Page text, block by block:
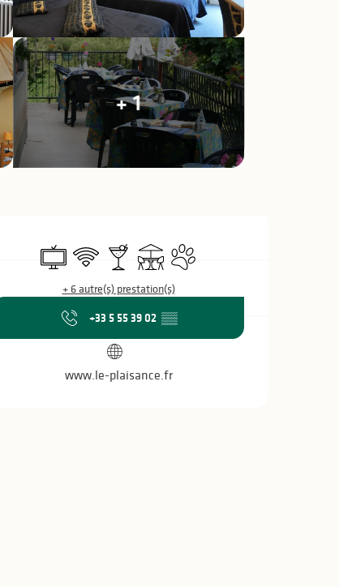
+ 1
Ouverture et
Télévision
WiFi Bar / Buvette
TerrasseAnimaux acceptés
+ 6 autre(s) prestation(s)
+33 5 55 39 02 ▒▒
www.le-plaisance.fr